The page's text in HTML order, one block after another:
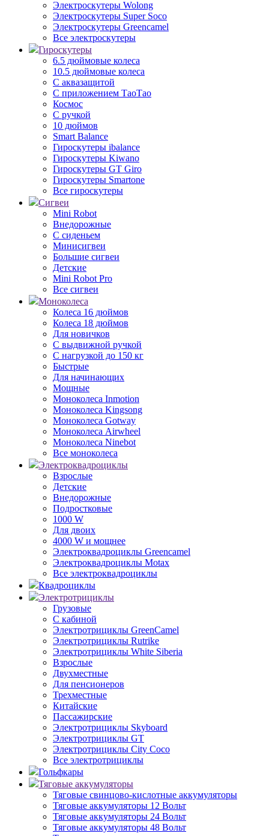
Электроскутеры Wolong
Электроскутеры Super Soco
Электроскутеры Greencamel
Все электроскутеры
Гироскутеры
6.5 дюймовые колеса
10.5 дюймовые колеса
С аквазащитой
С приложением ТаоТао
Космос
С ручкой
10 дюймов
Smart Balance
Гироскутеры ibalance
Гироскутеры Kiwano
Гироскутеры GT Giro
Гироскутеры Smartone
Все гироскутеры
Сигвеи
Mini Robot
Внедорожные
С сиденьем
Минисигвеи
Большие сигвеи
Детские
Mini Robot Pro
Все сигвеи
Моноколеса
Колеса 16 дюймов
Колеса 18 дюймов
Для новичков
С выдвижной ручкой
С нагрузкой до 150 кг
Быстрые
Для начинающих
Мощные
Моноколеса Inmotion
Моноколеса Kingsong
Моноколеса Gotway
Моноколеса Airwheel
Моноколеса Ninebot
Все моноколеса
Электроквадроциклы
Взрослые
Детские
Внедорожные
Подростковые
1000 W
Для двоих
4000 W и мощнее
Электроквадроциклы Greencamel
Электроквадроциклы Motax
Все электроквадроциклы
Квадроциклы
Электротрициклы
Грузовые
С кабиной
Электротрициклы GreenCamel
Электротрициклы Rutrike
Электротрициклы White Siberia
Взрослые
Двухместные
Для пенсионеров
Трехместные
Китайские
Пассажирские
Электротрициклы Skyboard
Электротрициклы GT
Электротрициклы City Coco
Все электротрициклы
Гольфкары
Тяговые аккумуляторы
Тяговые свинцово-кислотные аккумуляторы
Тяговые аккумуляторы 12 Вольт
Тяговые аккумуляторы 24 Вольт
Тяговые аккумуляторы 48 Вольт